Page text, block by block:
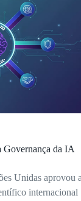
da IA
Unidas aprovou
internacional